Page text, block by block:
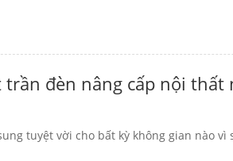
trần đèn nâng cấp nội thất
tuyệt vời cho bất kỳ không gian nào